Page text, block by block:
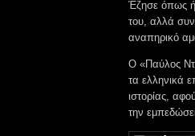
Έζησε όπως
του, αλλά
αναπηρικό
Ο «Παύλος
τα ελληνικά
ιστορίας,
την